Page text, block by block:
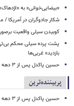
«بیضایی‌خوانی» به
شکار جادوگران در آمریکا /
کوبیدن سیلی واقعیت
پشت پرده سیلی محکم
بازدید» غربی‌ها
حسین پاکدل پس از ۳ دهه به اجرا بازمی‌گردد؛ آغاز دوباره «هزار داستان»
پربیننده‌ترین
حسین پاکدل پس از ۳ دهه به اجرا بازمی‌گردد؛ آغاز دوباره «هزار داستان»